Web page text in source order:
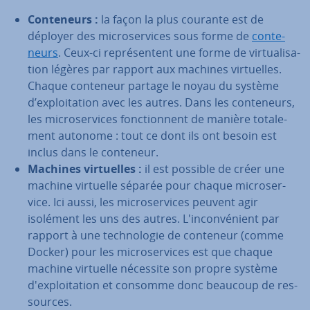
Con­te­neurs : la façon la plus courante est de
déployer des mi­cro­ser­vices sous forme de con­te­
neurs. Ceux-ci re­pré­sen­tent une forme de vir­tua­li­sa­
tion légères par rapport aux machines vir­tuelles.
Chaque conteneur partage le noyau du système
d’ex­ploi­ta­tion avec les autres. Dans les con­te­neurs,
les mi­cro­ser­vices fonc­tion­nent de manière to­ta­le­
ment autonome : tout ce dont ils ont besoin est
inclus dans le conteneur.
Machines vir­tuelles : il est possible de créer une
machine virtuelle séparée pour chaque mi­cro­ser­
vice. Ici aussi, les mi­cro­ser­vices peuvent agir
isolément les uns des autres. L'in­con­vé­nient par
rapport à une tech­no­lo­gie de conteneur (comme
Docker) pour les mi­cro­ser­vices est que chaque
machine virtuelle nécessite son propre système
d'ex­ploi­ta­tion et consomme donc beaucoup de res­
sources.